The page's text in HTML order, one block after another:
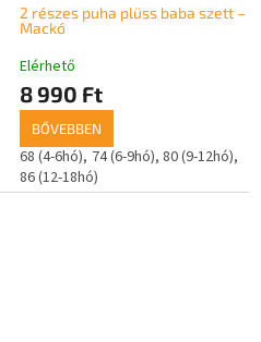
2 részes puha plüss baba szett –
Mackó
Elérhető
8 990 Ft
BŐVEBBEN
68 (4-6hó) 74 (6-9hó) 80 (9-12hó)
86 (12-18hó)